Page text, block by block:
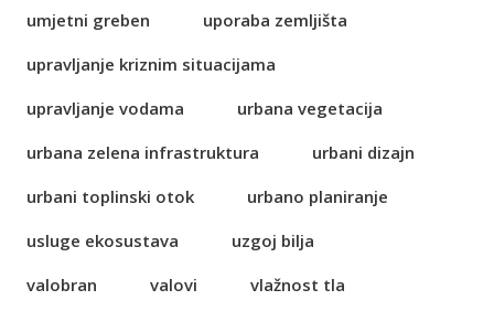
umjetni greben
uporaba zemljišta
upravljanje kriznim situacijama
upravljanje vodama
urbana vegetacija
urbana zelena infrastruktura
urbani dizajn
urbani toplinski otok
urbano planiranje
usluge ekosustava
uzgoj bilja
valobran
valovi
vlažnost tla